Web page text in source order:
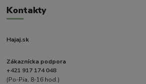
Kontakty
Hajaj.sk
Zákaznícka podpora
+421 917 174 048
(Po-Pia, 8-16 hod.)